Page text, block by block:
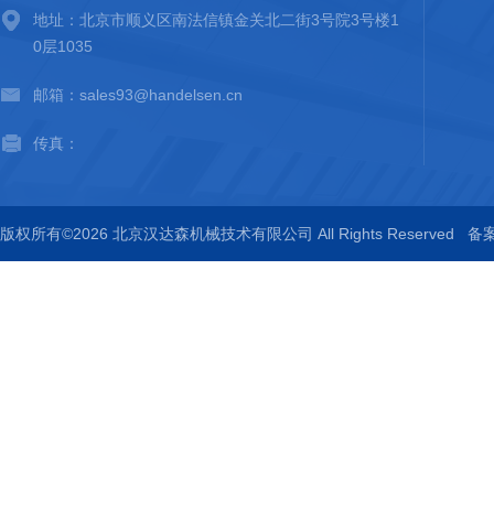
地址：北京市顺义区南法信镇金关北二街3号院3号楼1
0层1035
邮箱：sales93@handelsen.cn
传真：
版权所有©2026 北京汉达森机械技术有限公司 All Rights Reserved 备